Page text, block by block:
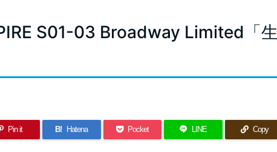
S01-03 Broadway Limited「生
Pin it B! Hatena Pocket LINE Copy